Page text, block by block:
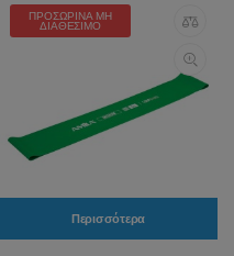
ΠΡΟΣΩΡΙΝΆ ΜΗ
ΔΙΑΘΈΣΙΜΟ
Περισσότερα